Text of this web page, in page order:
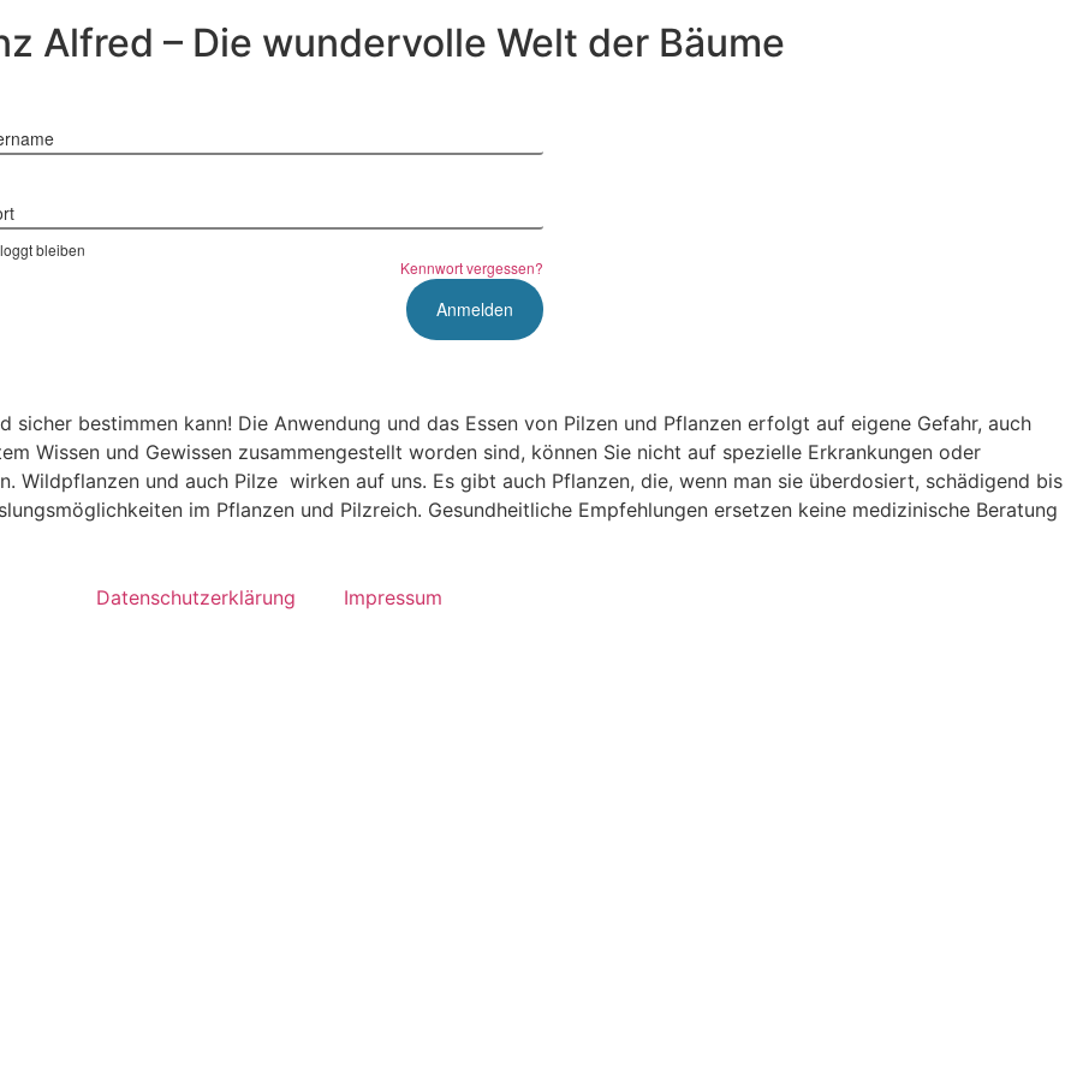
Alfred – Die wundervolle Welt der Bäume
bleiben
Kennwort vergessen?
sicher bestimmen kann! Die Anwendung und das Essen von Pilzen und Pflanzen erfolgt auf eigene Gefahr, auch
Wissen und Gewissen zusammengestellt worden sind, können Sie nicht auf spezielle Erkrankungen oder
Wildpflanzen und auch Pilze wirken auf uns. Es gibt auch Pflanzen, die, wenn man sie überdosiert, schädigend bis
im Pflanzen und Pilzreich. Gesundheitliche Empfehlungen ersetzen keine medizinische Beratung
Datenschutzerklärung Impressum